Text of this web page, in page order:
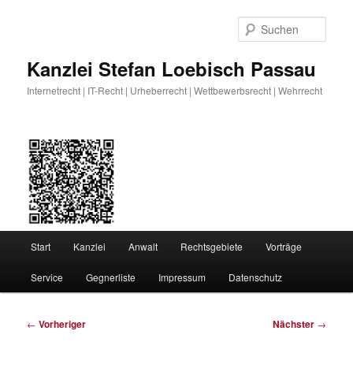
Kanzlei Stefan Loebisch Passau
Internetrecht | IT-Recht | Urheberrecht | Wettbewerbsrecht | Wehrrecht
Start Kanzlei Anwalt Rechtsgebiete Vorträge
Service Gegnerliste Impressum Datenschutz
Beitragsnavigation
← Vorheriger Nächster →